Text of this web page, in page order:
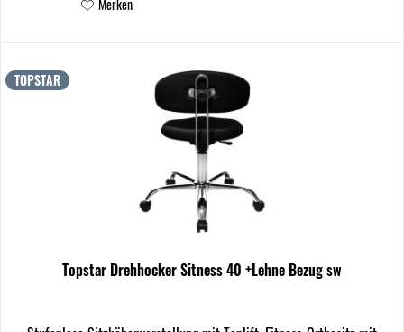
Merken
TOPSTAR
Topstar Drehhocker Sitness 40 +Lehne Bezug sw